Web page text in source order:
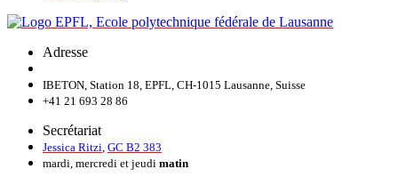
Adresse
IBETON, Station 18, EPFL, CH-1015 Lausanne, Suisse
+41 21 693 28 86
Secrétariat
Jessica Ritzi GC B2 383
mardi, mercredi et jeudi matin